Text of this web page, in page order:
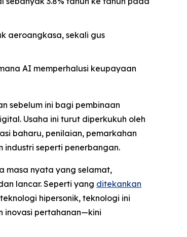
aeroangkasa, sekali gus
AI memperhalusi keupayaan
sebelum ini bagi pembinaan
Usaha ini turut diperkukuh oleh
baharu, penilaian, pemarkahan
seperti penerbangan.
masa nyata yang selamat,
lancar. Seperti yang ditekankan
hipersonik, teknologi ini
inovasi pertahanan—kini